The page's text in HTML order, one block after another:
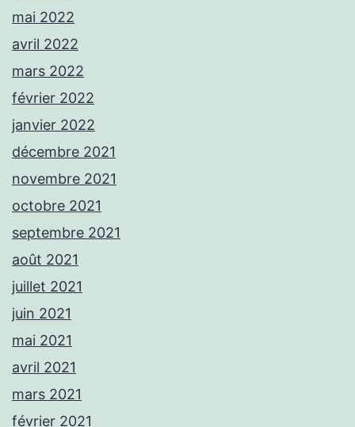
mai 2022
avril 2022
mars 2022
février 2022
janvier 2022
décembre 2021
novembre 2021
octobre 2021
septembre 2021
août 2021
juillet 2021
juin 2021
mai 2021
avril 2021
mars 2021
février 2021